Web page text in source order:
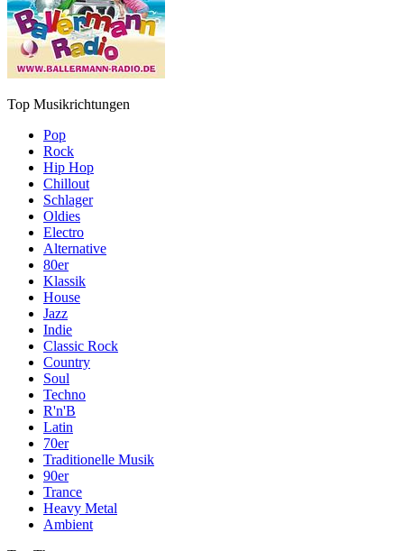
Top Musikrichtungen
Pop
Rock
Hip Hop
Chillout
Schlager
Oldies
Electro
Alternative
80er
Klassik
House
Jazz
Indie
Classic Rock
Country
Soul
Techno
R'n'B
Latin
70er
Traditionelle Musik
90er
Trance
Heavy Metal
Ambient